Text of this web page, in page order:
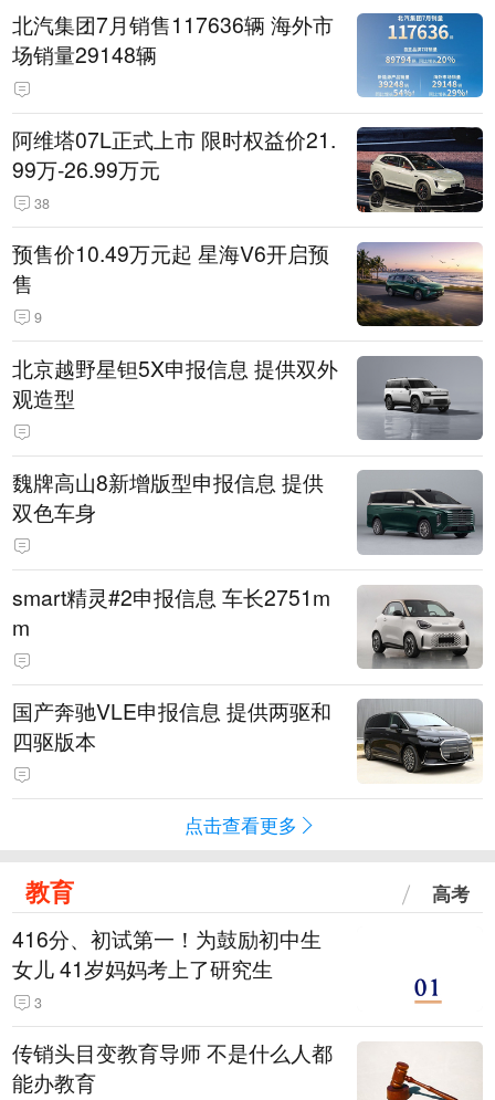
北汽集团7月销售117636辆 海外市
场销量29148辆
阿维塔07L正式上市 限时权益价21.
99万-26.99万元
38
预售价10.49万元起 星海V6开启预
售
9
北京越野星钽5X申报信息 提供双外
观造型
魏牌高山8新增版型申报信息 提供
双色车身
smart精灵#2申报信息 车长2751m
m
国产奔驰VLE申报信息 提供两驱和
四驱版本
点击查看更多
教育 高考
416分、初试第一！为鼓励初中生
女儿 41岁妈妈考上了研究生
3
传销头目变教育导师 不是什么人都
能办教育